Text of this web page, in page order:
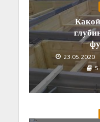
23.05.2020
5